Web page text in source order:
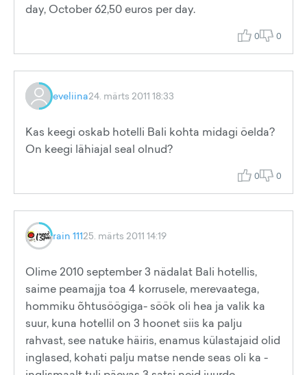
day, October 62,50 euros per day.
0 0
eveliina24. märts 2011 18:33
Kas keegi oskab hotelli Bali kohta midagi öelda?
On keegi lähiajal seal olnud?
0 0
rain 11125. märts 2011 14:19
Olime 2010 september 3 nädalat Bali hotellis,
saime peamajja toa 4 korrusele, merevaatega,
hommiku õhtusöögiga- söök oli hea ja valik ka
suur, kuna hotellil on 3 hoonet siis ka palju
rahvast, see natuke häiris, enamus külastajaid olid
inglased, kohati palju matse nende seas oli ka -